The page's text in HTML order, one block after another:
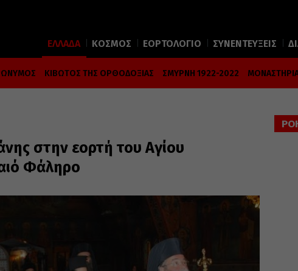
ΕΛΛΑΔΑ ΚΟΣΜΟΣ ΕΟΡΤΟΛΟΓΙΟ ΣΥΝΕΝΤΕΥΞΕΙΣ
ΚΙΒΩΤΟΣ ΤΗΣ ΟΡΘΟΔΟΞΙΑΣ ΣΜΥΡΝΗ 1922-2022
στην εορτή του Αγίου
Φάληρο